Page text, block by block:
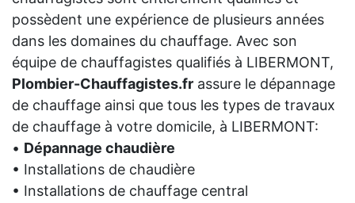
possèdent une expérience de plusieurs années
dans les domaines du chauffage. Avec son
équipe de chauffagistes qualifiés à LIBERMONT,
Plombier-Chauffagistes.fr assure le dépannage
de chauffage ainsi que tous les types de travaux
de chauffage à votre domicile, à LIBERMONT:
• Dépannage chaudière
• Installations de chaudière
• Installations de chauffage central